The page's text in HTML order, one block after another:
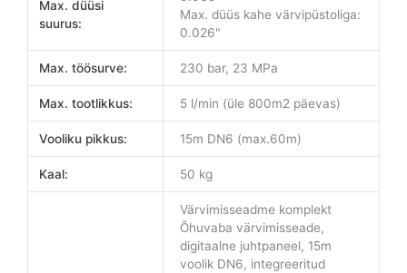
Max. düüsi
suurus:
Max. düüs kahe värvipüstoliga:
0.026"
Max. töösurve: 230 bar, 23 MPa
Max. tootlikkus: 5 l/min (üle 800m2 päevas)
Vooliku pikkus: 15m DN6 (max.60m)
Kaal: 50 kg
Värvimisseadme komplekt
Õhuvaba värvimisseade,
digitaalne juhtpaneel, 15m
voolik DN6, integreeritud